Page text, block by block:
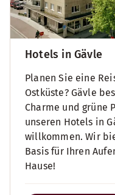
Hotels in Gävle
Planen Sie eine
Ostküste? Gävle
Charme und grüne
unseren Hotels in
willkommen. Wir
Basis für Ihren
Hause!